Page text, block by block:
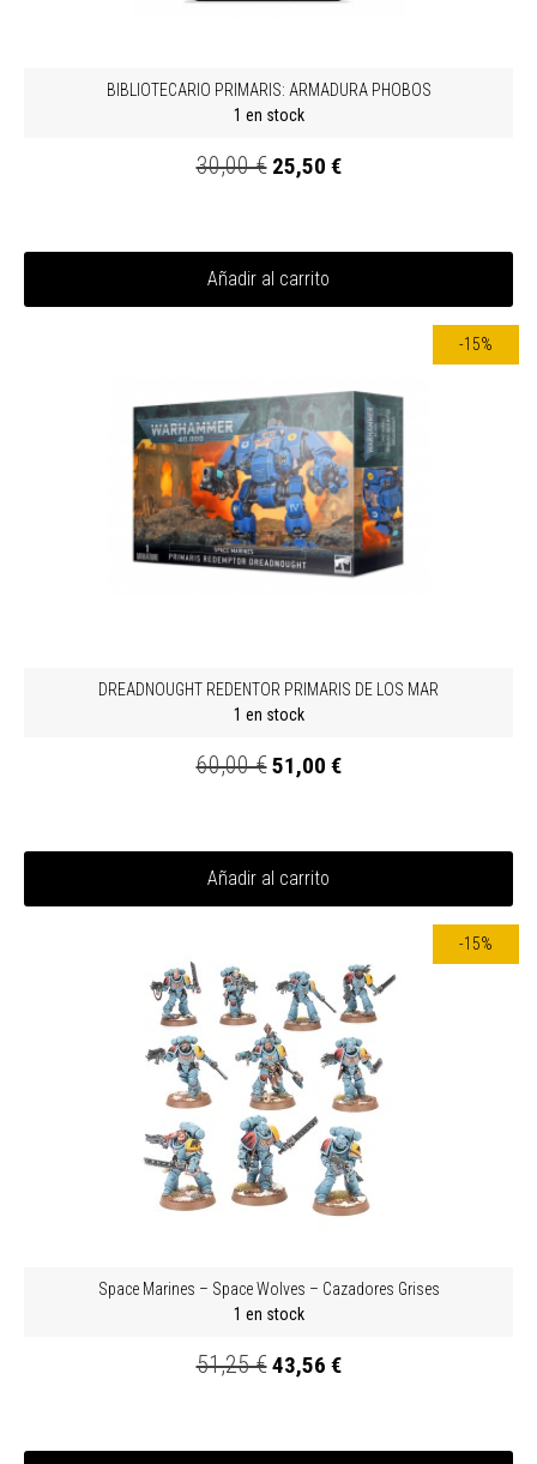
BIBLIOTECARIO PRIMARIS: ARMADURA PHOBOS
1 en stock
30,00 € 25,50 €
Añadir al carrito
-15%
DREADNOUGHT REDENTOR PRIMARIS DE LOS MAR
1 en stock
60,00 €51,00 €
Añadir al carrito
-15%
Space Marines – Space Wolves – Cazadores Grises
1 en stock
51,25 €43,56 €